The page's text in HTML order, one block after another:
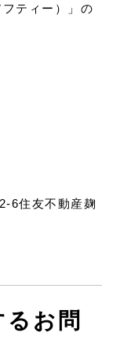
ティー）」の
6住友不動産麹
るお問